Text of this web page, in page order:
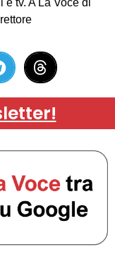
e tv. A La Voce di